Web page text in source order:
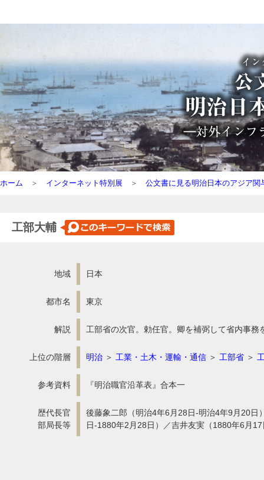
ホーム ＞ インターネット特別展 ＞ 公文書に見る明治日本のアジア関
工部大輔
地域 日本
都市名 東京
解説 工部省の次官。勅任官。卿を補弼して省内事務
上位の階層 明治 ＞ 工業・土木・運輸・通信 ＞ 工部省 ＞
参考資料 『明治職官沿革表』合本一
歴代長官
部局長等
後藤象二郎（明治4年6月28日-明治4年9月20
日-1880年2月28日）／吉井友実（1880年6月